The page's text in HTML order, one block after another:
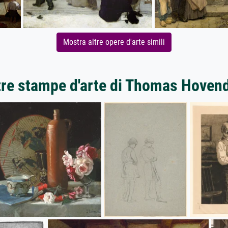
Mostra altre opere d'arte simili
stampe d'arte di Thomas